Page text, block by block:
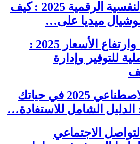
الصحة النفسية الرقمية 2025 : كيف
ميديا على…
الاقتصاد وارتفاع الأسعار 2025 :
للتوفير وإدارة
الذكاء الاصطناعي 2025 في حياتك
: الدليل الشامل للاستفادة…
الاجتماعي